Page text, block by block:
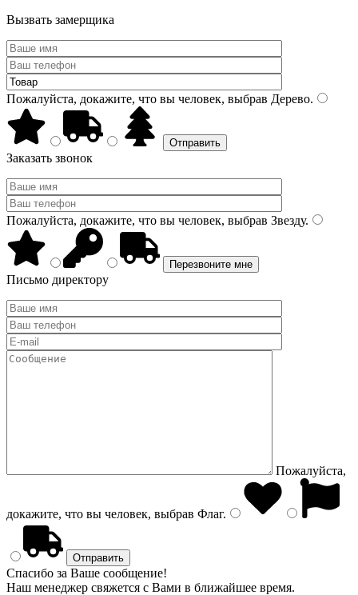
Вызвать замерщика
Пожалуйста, докажите, что вы человек, выбрав Дерево.
Заказать звонок
Пожалуйста, докажите, что вы человек, выбрав Звезду.
Письмо директору
Пожалуйста,
докажите, что вы человек, выбрав Флаг.
Спасибо за Ваше сообщение!
Наш менеджер свяжется с Вами в ближайшее время.